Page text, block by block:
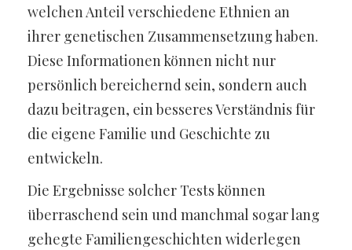
welchen Anteil verschiedene Ethnien an
ihrer genetischen Zusammensetzung haben.
Diese Informationen können nicht nur
persönlich bereichernd sein, sondern auch
dazu beitragen, ein besseres Verständnis für
die eigene Familie und Geschichte zu
entwickeln.
Die Ergebnisse solcher Tests können
überraschend sein und manchmal sogar lang
gehegte Familiengeschichten widerlegen